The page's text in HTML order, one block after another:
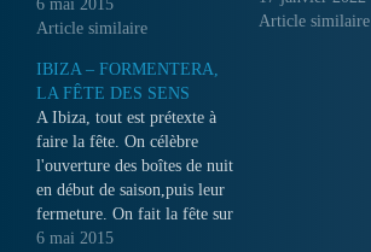
mouvementée. La raison :
une position stratégique au
Pierre BROUWERS a
silloné l’archipel maltais en
long et en large non
seulement pour nous
ramener de splendides
images sur ce…
6 mai 2015
Article similaire
Article similaire
IBIZA – FORMENTERA,
LA FÊTE DES SENS
A Ibiza, tout est prétexte à
faire la fête. On célèbre
l'ouverture des boîtes de nuit
en début de saison,puis leur
fermeture. On fait la fête sur
la plage, sur les bateaux,
6 mai 2015